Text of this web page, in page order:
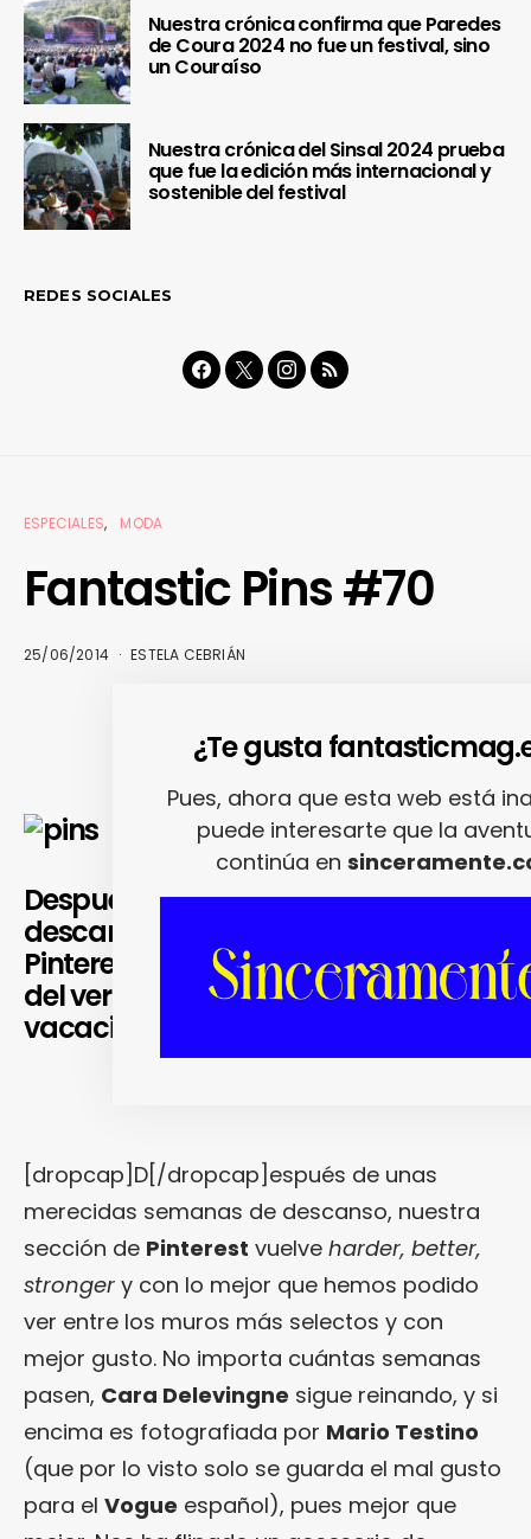
Nuestra crónica confirma que Paredes
de Coura 2024 no fue un festival, sino
un Couraíso
Nuestra crónica del Sinsal 2024 prueba
que fue la edición más internacional y
sostenible del festival
REDES SOCIALES
ESPECIALES MODA
Fantastic Pins #70
25/06/2014 ESTELA CEBRIÁN
Después de unas semanas de
descanso, vuelve nuestra sección de
Pinterest con las tendencias más in
del verano: modelas molonas,
vacaciones deluxe, comida sana…
[dropcap]D[/dropcap]espués de unas
merecidas semanas de descanso, nuestra
sección de Pinterest vuelve harder, better,
stronger y con lo mejor que hemos podido
ver entre los muros más selectos y con
mejor gusto. No importa cuántas semanas
pasen, Cara Delevingne sigue reinando, y si
encima es fotografiada por Mario Testino
(que por lo visto solo se guarda el mal gusto
para el Vogue español), pues mejor que
¿Te gusta
Pues, ahora que esta web está
puede interesarte que la
continúa en